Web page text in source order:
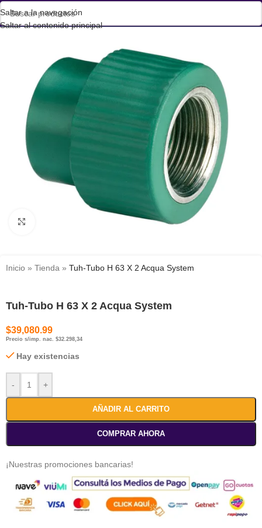
Saltar a la navegación
Saltar al contenido principal
Inicio » Tienda » Tuh-Tubo H 63 X 2 Acqua System
Tuh-Tubo H 63 X 2 Acqua System
$39,080.99
Precio s/imp. nac. $32.298,34
Hay existencias
- +
AÑADIR AL CARRITO
COMPRAR AHORA
¡Nuestras promociones bancarias!